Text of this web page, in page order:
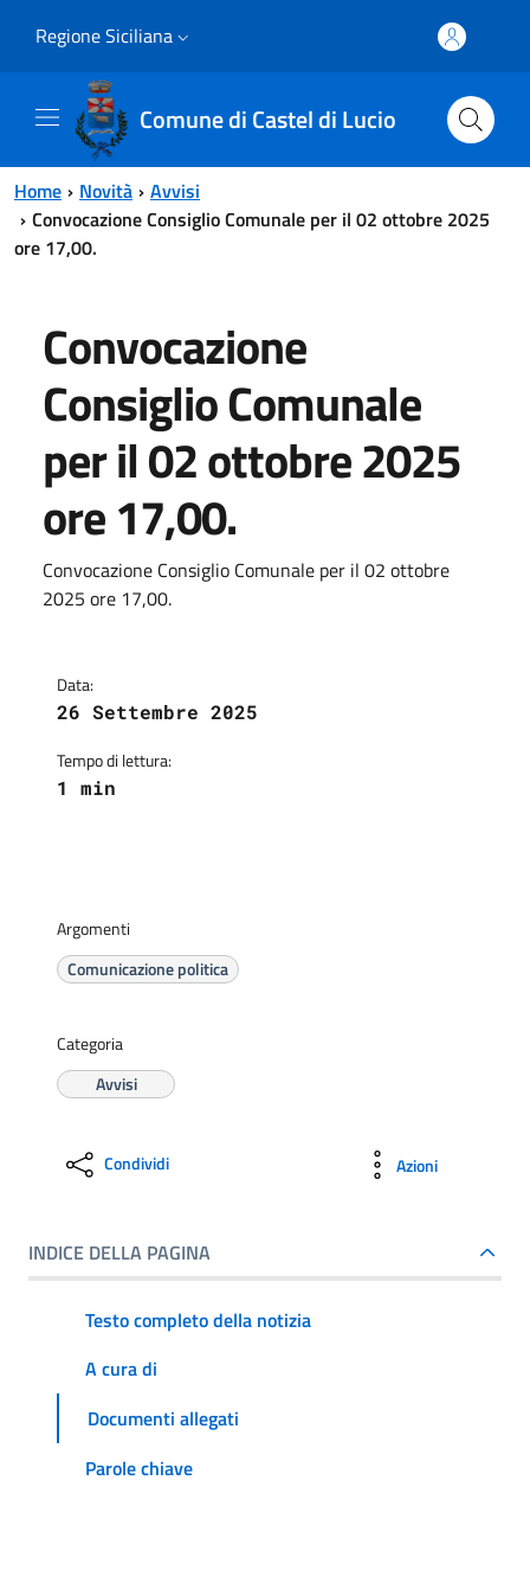
Regione Siciliana
Comune di Castel di Lucio
Home Novità
Avvisi
Convocazione Consiglio Comunale per il 02 ottobre 2025
ore 17,00.
Convocazione
Consiglio Comunale
per il 02 ottobre 2025
ore 17,00.
Convocazione Consiglio Comunale per il 02 ottobre
2025 ore 17,00.
Data:
26 Settembre 2025
Tempo di lettura:
1 min
Argomenti
Comunicazione politica
Categoria
Avvisi
Condividi Azioni
INDICE DELLA PAGINA
Testo completo della notizia
A cura di
Documenti allegati
Parole chiave